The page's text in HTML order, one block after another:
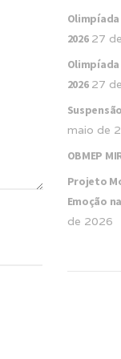
2026 27
Olimpíada
2026 27
maio de
OBMEP
Projeto
Emoção
de 2026